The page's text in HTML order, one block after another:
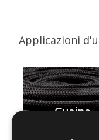
Applicazioni
Guaine